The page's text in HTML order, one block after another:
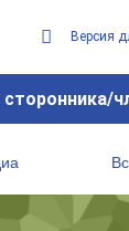
Версия